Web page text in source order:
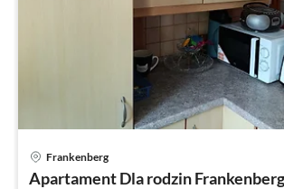
Frankenberg
Apartament Dla rodzin Frankenberg